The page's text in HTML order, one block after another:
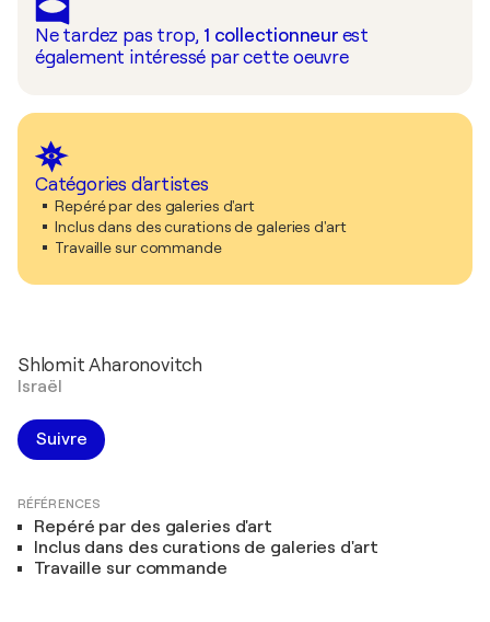
Ne tardez pas trop, 1 collectionneur est
également intéressé par cette oeuvre
Catégories d'artistes
Repéré par des galeries d'art
Inclus dans des curations de galeries d'art
Travaille sur commande
Shlomit Aharonovitch
Israël
Suivre
RÉFÉRENCES
Repéré par des galeries d'art
Inclus dans des curations de galeries d'art
Travaille sur commande